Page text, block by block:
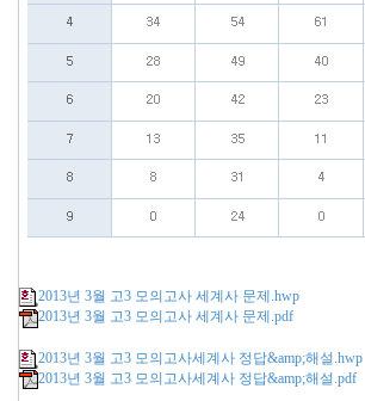
2013년 3월 고3 모의고사 세계사 문제.hwp
2013년 3월 고3 모의고사 세계사 문제.pdf
2013년 3월 고3 모의고사세계사 정답&amp;해설.hwp
2013년 3월 고3 모의고사세계사 정답&amp;해설.pdf